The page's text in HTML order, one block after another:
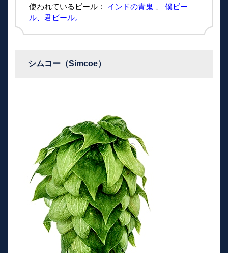
使われているビール： インドの青鬼
僕ビー
ル、君ビール。
シムコー（Simcoe）